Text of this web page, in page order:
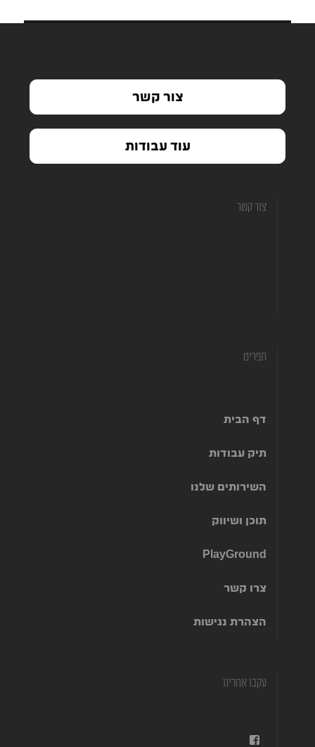
צור קשר
עוד עבודות
צור קשר
תפריט
דף הבית
תיק עבודות
השירותים שלנו
תוכן ושיווק
PlayGround
צרו קשר
הצהרת נגישות
עקבו אחרינו